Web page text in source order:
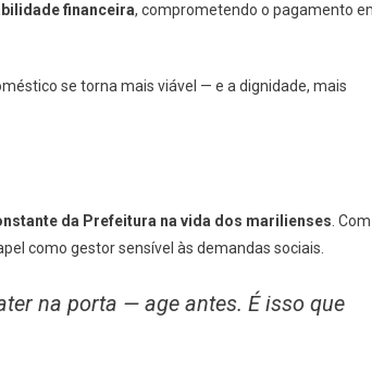
financeira, comprometendo o pagamento
se torna mais viável — e a dignidade, mais
da Prefeitura na vida dos marilienses . Com
como gestor sensível às demandas sociais.
na porta — age antes. É isso que